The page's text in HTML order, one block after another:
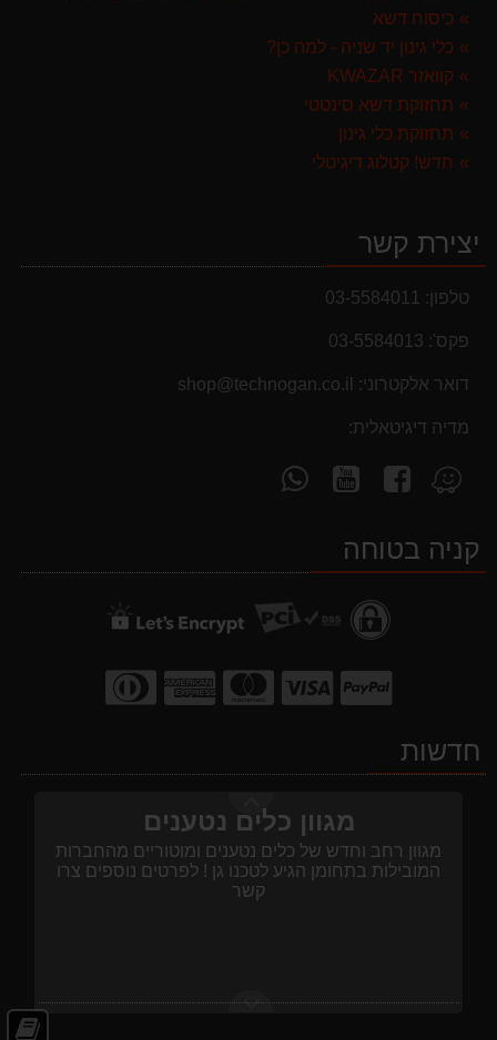
119.00 ₪כיסוח דשא
כלי גינון יד שניה - למה כן?
קוואזר KWAZAR
תחזוקת דשא סינטטי
תחזוקת כלי גינון
חדש! קטלוג דיגיטלי
יצירת קשר
טלפון: 03-5584011
פקס': 03-5584013
דואר אלקטרוני: shop@technogan.co.il
מדיה דיגיטאלית:
מצא
אותנו
Waze
עקוב
אחרינו
facebook
עקוב
אחרינו
קניה בטוחה
חדשות
מבצעים והנחות
מגוון כלים נטענים
המובילות בתחומן הגיע לטכנו גן ! לפרטים נוספים צרו
קשר
שירות לקוחות
שירות הלקוחות נותן מענה בכל נושא וסביב השעון בטלפון